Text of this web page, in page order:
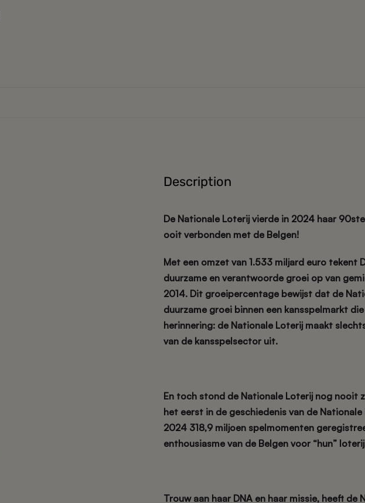
Description
De Nationale Loterij vierde in 2024 haar
ooit verbonden met de Belgen!
Met een omzet van 1.533 miljard euro tekent
duurzame en verantwoorde groei op van
2014. Dit groeipercentage bewijst dat de
duurzame groei binnen een kansspelmarkt
herinnering: de Nationale Loterij maakt
van de kansspelsector uit.
En toch stond de Nationale Loterij nog nooit
het eerst in de geschiedenis van de
2024 318,9 miljoen spelmomenten
enthousiasme van de Belgen voor “hun”
Trouw aan haar DNA en haar missie, heeft de